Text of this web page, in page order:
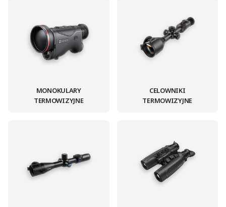
MONOKULARY
TERMOWIZYJNE
CELOWNIKI
TERMOWIZYJNE